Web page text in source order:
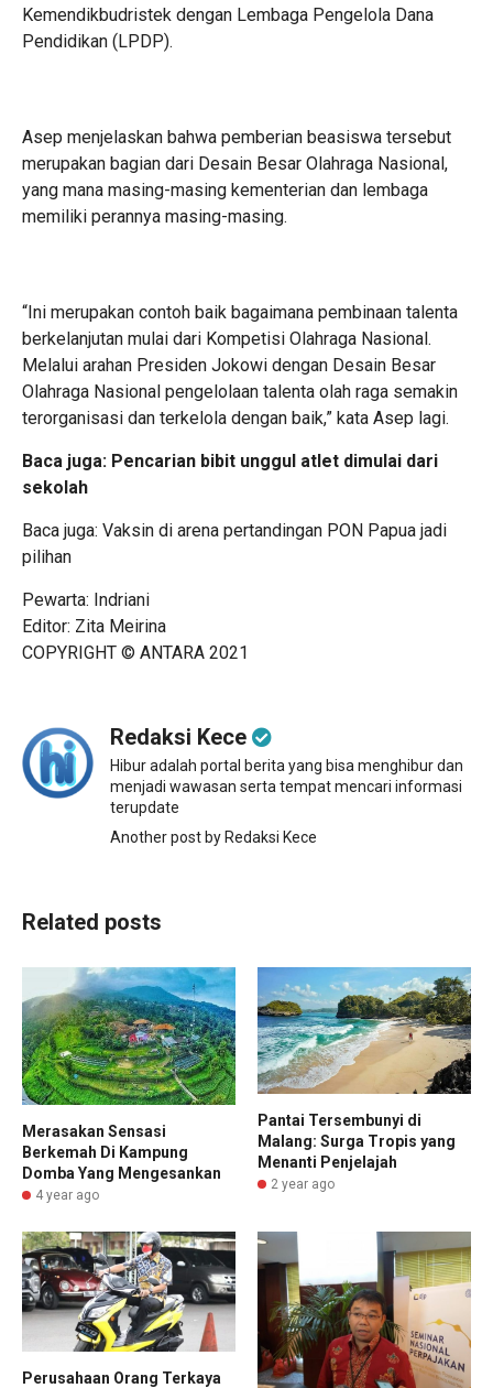
Kemendikbudristek dengan Lembaga Pengelola Dana
Pendidikan (LPDP).
Asep menjelaskan bahwa pemberian beasiswa tersebut
merupakan bagian dari Desain Besar Olahraga Nasional,
yang mana masing-masing kementerian dan lembaga
memiliki perannya masing-masing.
“Ini merupakan contoh baik bagaimana pembinaan talenta
berkelanjutan mulai dari Kompetisi Olahraga Nasional.
Melalui arahan Presiden Jokowi dengan Desain Besar
Olahraga Nasional pengelolaan talenta olah raga semakin
terorganisasi dan terkelola dengan baik,” kata Asep lagi.
Baca juga: Pencarian bibit unggul atlet dimulai dari
sekolah
Baca juga: Vaksin di arena pertandingan PON Papua jadi
pilihan
Pewarta: Indriani
Editor: Zita Meirina
COPYRIGHT © ANTARA 2021
Redaksi Kece
Hibur adalah portal berita yang bisa menghibur dan
menjadi wawasan serta tempat mencari informasi
terupdate
Another post by Redaksi Kece
Related posts
Merasakan Sensasi
Berkemah Di Kampung
Domba Yang Mengesankan
4 year ago
Pantai Tersembunyi di
Malang: Surga Tropis yang
Menanti Penjelajah
2 year ago
Perusahaan Orang Terkaya